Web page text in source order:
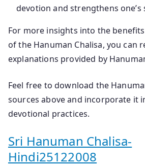
devotion and strengthens
For more insights into the
of the Hanuman Chalisa, you can
explanations provided by
Feel free to download the
sources above and incorporate it
devotional practices.
Sri Hanuman Chalisa-
Hindi25122008